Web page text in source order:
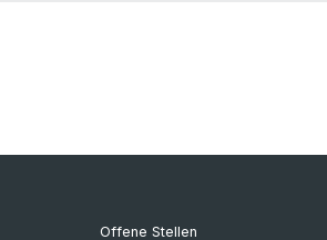
Offene Stellen